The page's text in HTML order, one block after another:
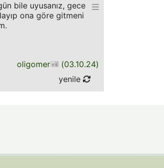
bile uyusanız, gece
ona göre gitmeni
oligomer (03.10.24)
yenile